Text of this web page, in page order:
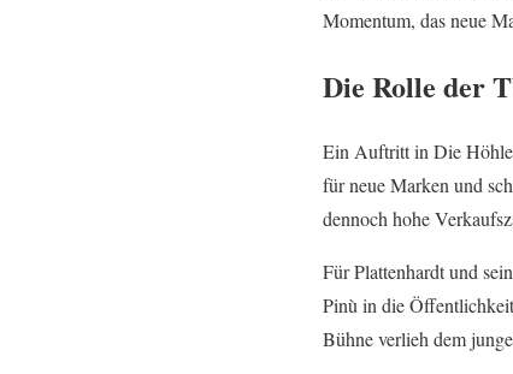
Momentum, das neue
Die Rolle der
Ein Auftritt in Die Höhle
für neue Marken und
dennoch hohe
Für Plattenhardt und
Pinù in die
Bühne verlieh dem